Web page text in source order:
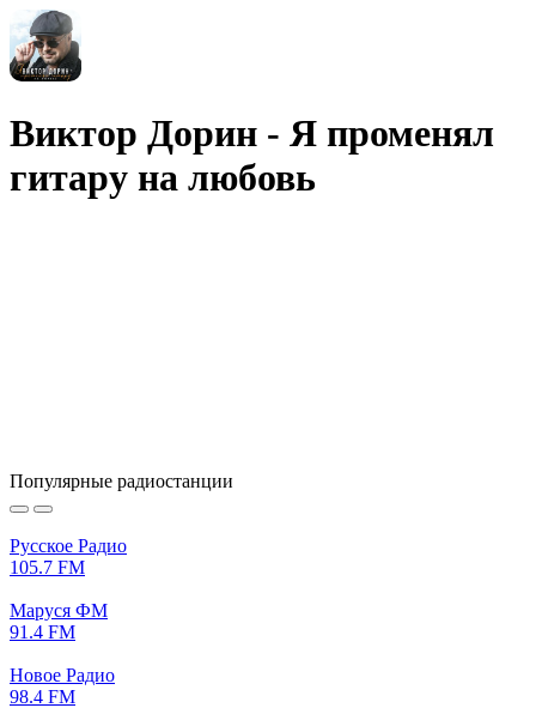
Виктор Дорин - Я променял
гитару на любовь
Популярные радиостанции
Русское Радио
105.7 FM
Маруся ФМ
91.4 FM
Новое Радио
98.4 FM